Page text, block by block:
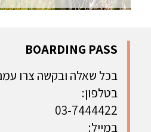
רואנדה
נוב' מסע
מרגש אל לב
הפנינות
האפריקניות
טיול
נופים
מדהימים
ושלל
חיים
BOARDING PASS
בכל שאלה ובקשה צרו
בטלפון:
03-7444422
במייל: